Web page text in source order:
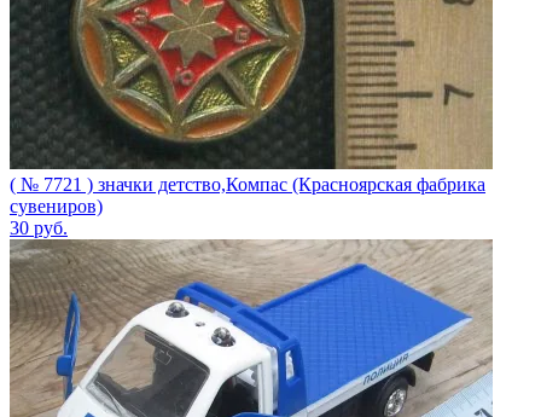
( № 7721 ) значки детство,Компас (Красноярская фабрика
сувениров)
30 руб.